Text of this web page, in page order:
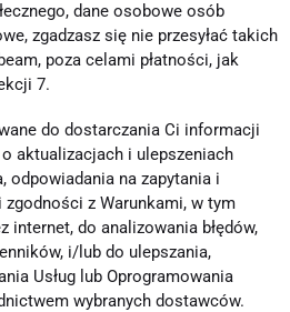
dane osobowe osób
zgadzasz się nie przesyłać takich
poza celami płatności, jak
7.
do dostarczania Ci informacji
aktualizacjach i ulepszeniach
odpowiadania na zapytania i
z Warunkami, w tym
internet, do analizowania błędów,
i/lub do ulepszania,
Usług lub Oprogramowania
wybranych dostawców.